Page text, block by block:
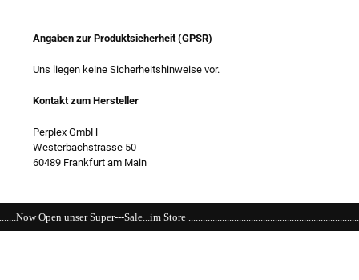
Angaben zur Produktsicherheit (GPSR)
Uns liegen keine Sicherheitshinweise vor.
Kontakt zum Hersteller
Perplex GmbH
Westerbachstrasse 50
60489 Frankfurt am Main
Sale...im Store